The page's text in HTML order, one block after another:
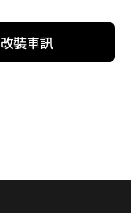
改裝車訊